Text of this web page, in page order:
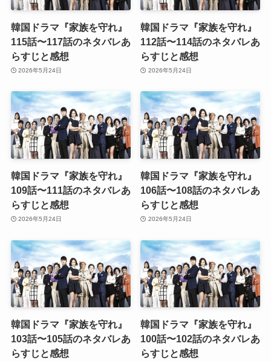
韓国ドラマ『家族を守れ』
115話〜117話のネタバレあ
らすじと感想
2026年5月24日
韓国ドラマ『家族を守れ』
112話〜114話のネタバレあ
らすじと感想
2026年5月24日
韓国ドラマ『家族を守れ』
109話〜111話のネタバレあ
らすじと感想
2026年5月24日
韓国ドラマ『家族を守れ』
106話〜108話のネタバレあ
らすじと感想
2026年5月24日
韓国ドラマ『家族を守れ』
103話〜105話のネタバレあ
らすじと感想
韓国ドラマ『家族を守れ』
100話〜102話のネタバレあ
らすじと感想